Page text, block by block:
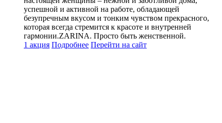
успешной и активной на работе, обладающей
безупречным вкусом и тонким чувством прекрасного,
которая всегда стремится к красоте и внутренней
гармонии.ZARINA. Просто быть женственной.
1 акция Подробнее Перейти на сайт